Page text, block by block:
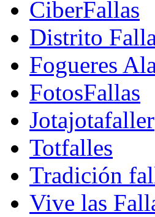
CiberFallas
Distrito
Fogueres
FotosFallas
Jotajotafaller
Totfalles
Tradición
Vive las